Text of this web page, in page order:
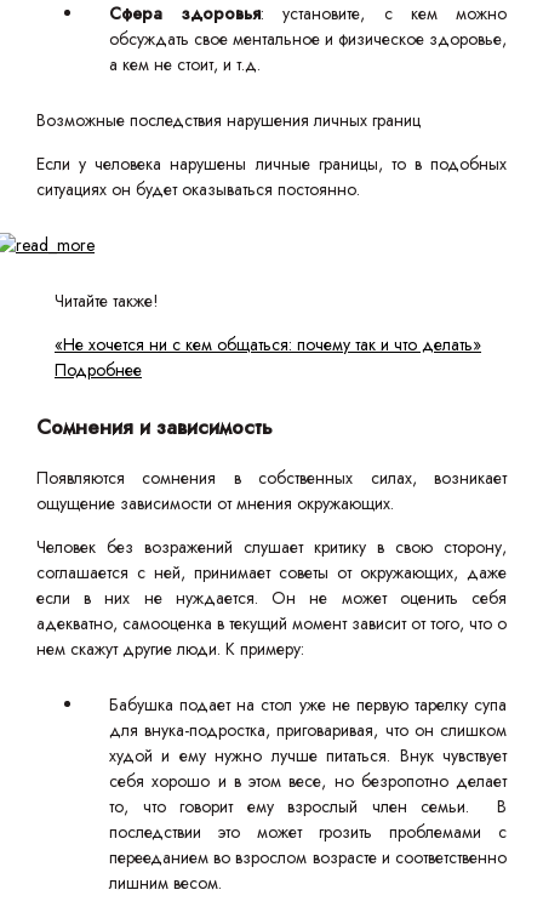
Сфера здоровья: установите, с кем можно
обсуждать свое ментальное и физическое здоровье,
а кем не стоит, и т.д.
Возможные последствия нарушения личных границ
Если у человека нарушены личные границы, то в подобных
ситуациях он будет оказываться постоянно.
Читайте также!
«Не хочется ни с кем общаться: почему так и что делать»
Подробнее
Сомнения и зависимость
Появляются сомнения в собственных силах, возникает
ощущение зависимости от мнения окружающих.
Человек без возражений слушает критику в свою сторону,
соглашается с ней, принимает советы от окружающих, даже
если в них не нуждается. Он не может оценить себя
адекватно, самооценка в текущий момент зависит от того, что о
нем скажут другие люди. К примеру:
Бабушка подает на стол уже не первую тарелку супа
для внука-подростка, приговаривая, что он слишком
худой и ему нужно лучше питаться. Внук чувствует
себя хорошо и в этом весе, но безропотно делает
то, что говорит ему взрослый член семьи. В
последствии это может грозить проблемами с
перееданием во взрослом возрасте и соответственно
лишним весом.